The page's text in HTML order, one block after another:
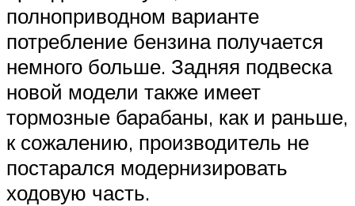
полноприводном варианте
потребление бензина получается
немного больше. Задняя подвеска
новой модели также имеет
тормозные барабаны, как и раньше,
к сожалению, производитель не
постарался модернизировать
ходовую часть.